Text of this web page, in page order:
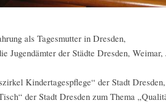
als Tagesmutter in Dresden,
Jugendämter der Städte Dresden, Weimar,
Kindertagespflege“ der Stadt Dresden,
der Stadt Dresden zum Thema